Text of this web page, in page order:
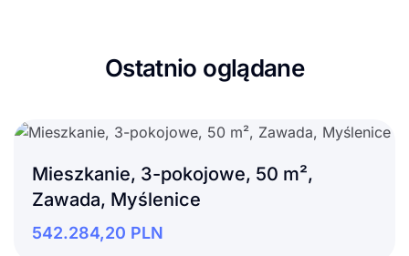
Ostatnio oglądane
Mieszkanie, 3-pokojowe, 50 m²,
Zawada, Myślenice
542.284,20 PLN